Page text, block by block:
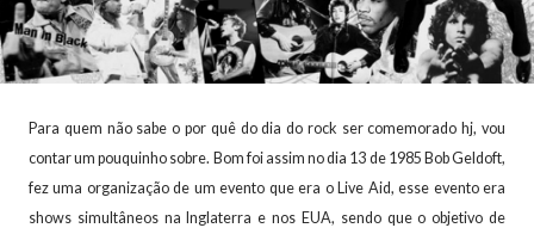
Para quem não sabe o por quê do dia do rock ser comemorado hj, vou
contar um pouquinho sobre. Bom foi assim no dia 13 de 1985 Bob Geldoft,
fez uma organização de um evento que era o Live Aid, esse evento era
shows simultâneos na Inglaterra e nos EUA, sendo que o objetivo de